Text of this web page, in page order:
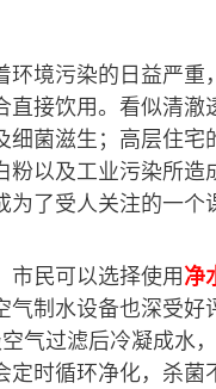
环境污染的日益严
直接饮用。看似清
细菌滋生；高层住
粉以及工业污染所
为了受人关注的一个
市民可以选择使用净
气制水设备也深受
气过滤后冷凝成水
定时循环净化，杀菌